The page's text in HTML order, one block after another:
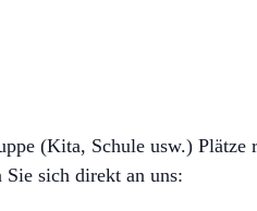
(Kita, Schule usw.)
Sie sich direkt an uns: